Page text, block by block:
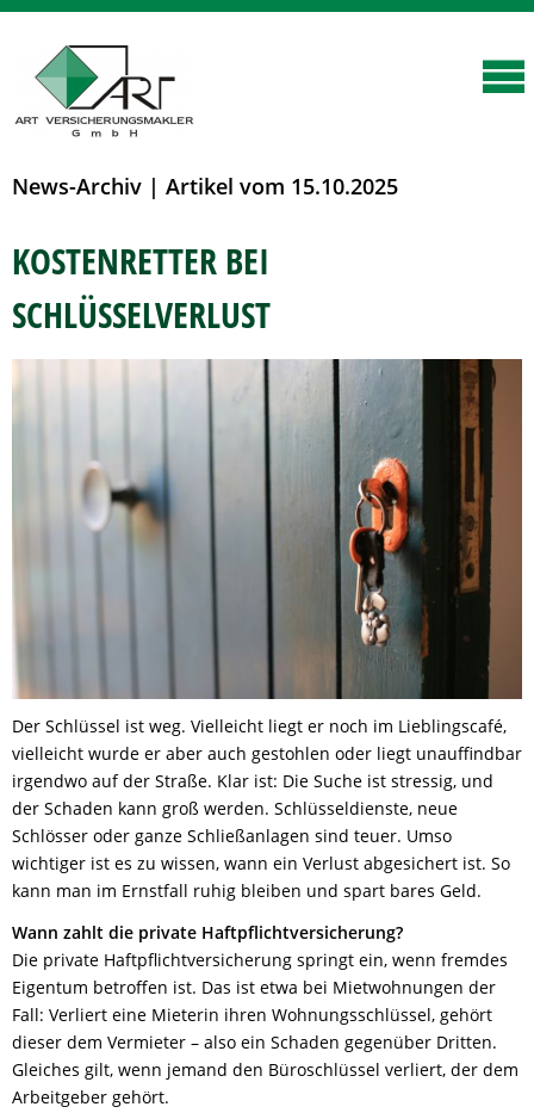
News-Archiv | Artikel vom 15.10.2025
KOSTENRETTER BEI
SCHLÜSSELVERLUST
Der Schlüssel ist weg. Vielleicht liegt er noch im Lieblingscafé,
vielleicht wurde er aber auch gestohlen oder liegt unauffindbar
irgendwo auf der Straße. Klar ist: Die Suche ist stressig, und
der Schaden kann groß werden. Schlüsseldienste, neue
Schlösser oder ganze Schließanlagen sind teuer. Umso
wichtiger ist es zu wissen, wann ein Verlust abgesichert ist. So
kann man im Ernstfall ruhig bleiben und spart bares Geld.
Wann zahlt die private Haftpflichtversicherung?
Die private Haftpflichtversicherung springt ein, wenn fremdes
Eigentum betroffen ist. Das ist etwa bei Mietwohnungen der
Fall: Verliert eine Mieterin ihren Wohnungsschlüssel, gehört
dieser dem Vermieter – also ein Schaden gegenüber Dritten.
Gleiches gilt, wenn jemand den Büroschlüssel verliert, der dem
Arbeitgeber gehört.